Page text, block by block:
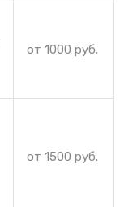
от 1000 руб.
от 1500 руб.